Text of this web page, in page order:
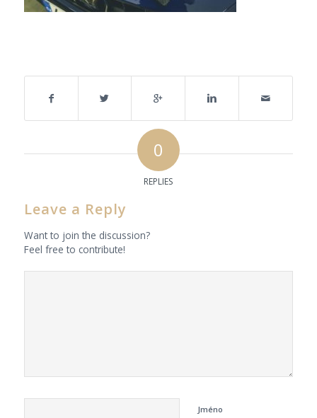
0
REPLIES
Leave a Reply
Want to join the discussion?
Feel free to contribute!
Jméno